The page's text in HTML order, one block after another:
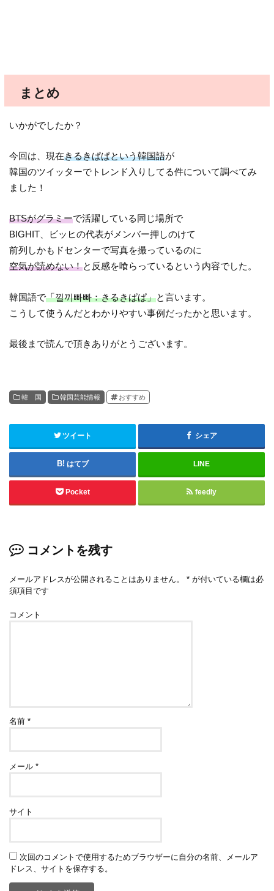
まとめ
いかがでしたか？
今回は、現在きるきぱぱという韓国語が
韓国のツイッターでトレンド入りしてる件について調べてみ
ました！
BTSがグラミーで活躍している同じ場所で
BIGHIT、ビッヒの代表がメンバー押しのけて
前列しかもドセンターで写真を撮っているのに
空気が読めない！と反感を喰らっているという内容でした。
韓国語で「낄끼빠빠：きるきぱぱ」と言います。
こうして使うんだとわかりやすい事例だったかと思います。
最後まで読んで頂きありがとうございます。
韓 国 韓国芸能情報 おすすめ
ツイート シェア
はてブ LINE
Pocket feedly
コメントを残す
メールアドレスが公開されることはありません。 * が付いている欄は必
須項目です
コメント
名前*
メール*
サイト
次回のコメントで使用するためブラウザーに自分の名前、メールア
ドレス、サイトを保存する。